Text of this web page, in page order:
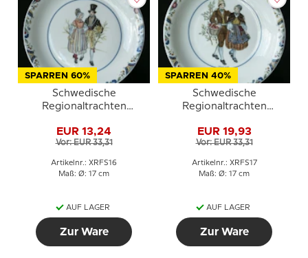
SPARREN 60%
Schwedische
Regionaltrachten
Uppland
EUR 13,24
Vor: EUR 33,31
Artikelnr.: XRFS16
Maß: Ø: 17 cm
AUF LAGER
Zur Ware
SPARREN 40%
Schwedische
Regionaltrachten
Jämtland
EUR 19,93
Vor: EUR 33,31
Artikelnr.: XRFS17
Maß: Ø: 17 cm
AUF LAGER
Zur Ware